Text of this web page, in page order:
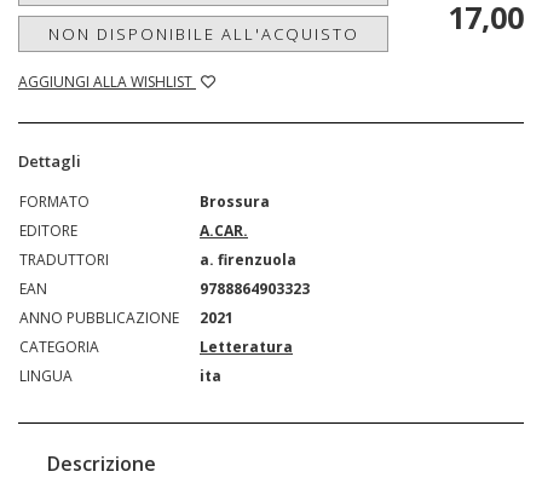
NON DISPONIBILE ALL'ACQUISTO
AGGIUNGI ALLA WISHLIST
17,00
Dettagli
FORMATO
Brossura
EDITORE
A.CAR.
TRADUTTORI
a. firenzuola
EAN
9788864903323
ANNO PUBBLICAZIONE
2021
CATEGORIA
Letteratura
LINGUA
ita
Descrizione